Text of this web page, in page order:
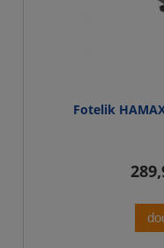
Fotelik